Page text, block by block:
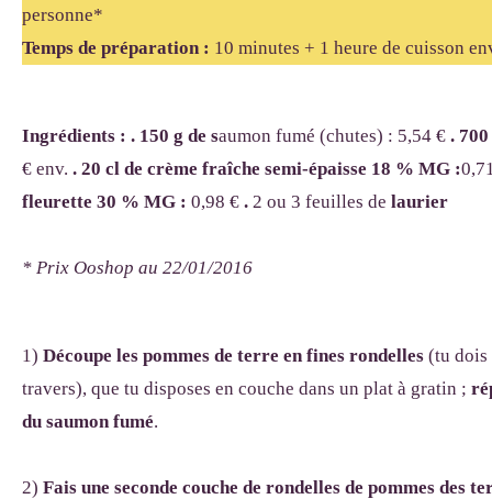
personne*
Temps de préparation : 10 minutes + 1 heure de cuisson
Ingrédients : . 150 g de saumon fumé (chutes) : 5,54 € .
€ env. . 20 cl de crème fraîche semi-épaisse 18 % MG :
fleurette 30 % MG : 0,98 € . 2 ou 3 feuilles de laurier
* Prix Ooshop au 22/01/2016
1) Découpe les pommes de terre en fines rondelles (tu dois
travers), que tu disposes en couche dans un plat à gratin ;
du saumon fumé.
2) Fais une seconde couche de rondelles de pommes des